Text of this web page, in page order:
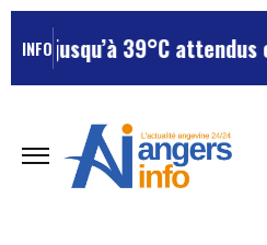
INFO39°C attendus cette